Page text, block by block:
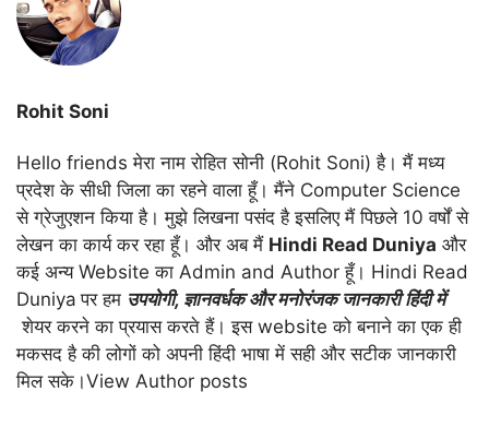
Rohit Soni
Hello friends मेरा नाम रोहित सोनी (Rohit Soni) है। मैं मध्य
प्रदेश के सीधी जिला का रहने वाला हूँ। मैंने Computer Science
से ग्रेजुएशन किया है। मुझे लिखना पसंद है इसलिए मैं पिछले 10 वर्षों से
लेखन का कार्य कर रहा हूँ। और अब मैं Hindi Read Duniya और
कई अन्य Website का Admin and Author हूँ। Hindi Read
Duniya पर हम उपयोगी, ज्ञानवर्धक और मनोरंजक जानकारी हिंदी में
शेयर करने का प्रयास करते हैं। इस website को बनाने का एक ही
मकसद है की लोगों को अपनी हिंदी भाषा में सही और सटीक जानकारी
मिल सके।View Author posts